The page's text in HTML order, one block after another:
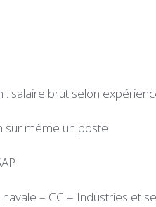
salaire brut selon
sur même un poste
navale – CC = Industries et